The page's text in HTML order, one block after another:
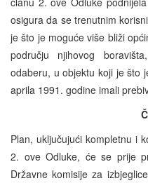
osigura da se trenutnim
je što je moguće više bliži
području njihovog
odaberu, u objektu koji je što
aprila 1991. godine imali
Plan, uključujući kompletnu i
2. ove Odluke, će se prije
Državne komisije za